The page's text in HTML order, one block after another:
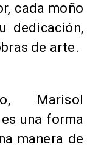
cada moño
dedicación,
de arte.
Marisol
una forma
manera de